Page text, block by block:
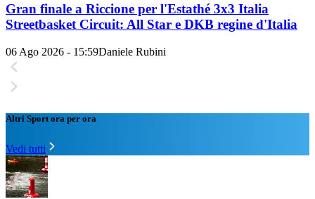
Gran finale a Riccione per l'Estathé 3x3 Italia
Streetbasket Circuit: All Star e DKB regine d'Italia
06 Ago 2026 - 15:59Daniele Rubini
Altri Sport ora per ora
Vedi tutti